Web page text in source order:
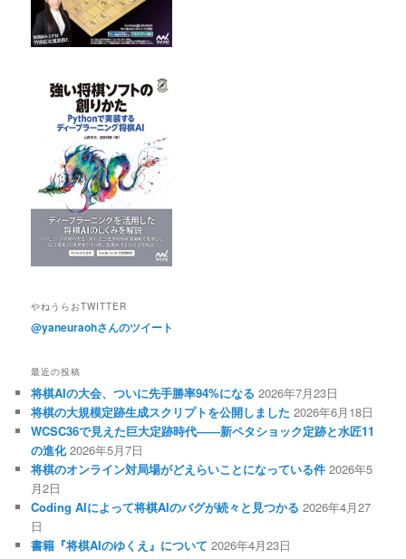
やねうらおTWITTER
@yaneuraohさんのツイート
最近の投稿
将棋AIの大会、ついに先手勝率94%になる 2026年7月23日
将棋の大規模定跡生成スクリプトを公開しました 2026年6月18日
WCSC36で見えた巨大定跡時代――新ペタショック定跡と水匠11
の進化 2026年5月7日
将棋のオンライン対局場がどえらいことになっている件 2026年5
月2日
Coding AIによって将棋AIのバグが続々と見つかる 2026年4月27
日
書籍『将棋AIのゆくえ』について 2026年4月23日